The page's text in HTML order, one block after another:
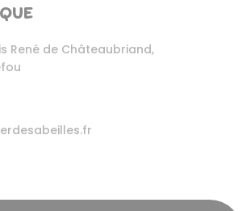
René de Châteaubriand,